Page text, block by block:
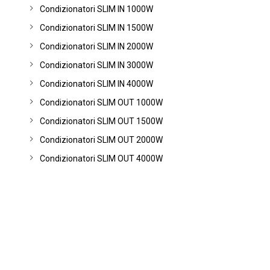
Condizionatori SLIM IN 1000W
Condizionatori SLIM IN 1500W
Condizionatori SLIM IN 2000W
Condizionatori SLIM IN 3000W
Condizionatori SLIM IN 4000W
Condizionatori SLIM OUT 1000W
Condizionatori SLIM OUT 1500W
Condizionatori SLIM OUT 2000W
Condizionatori SLIM OUT 4000W